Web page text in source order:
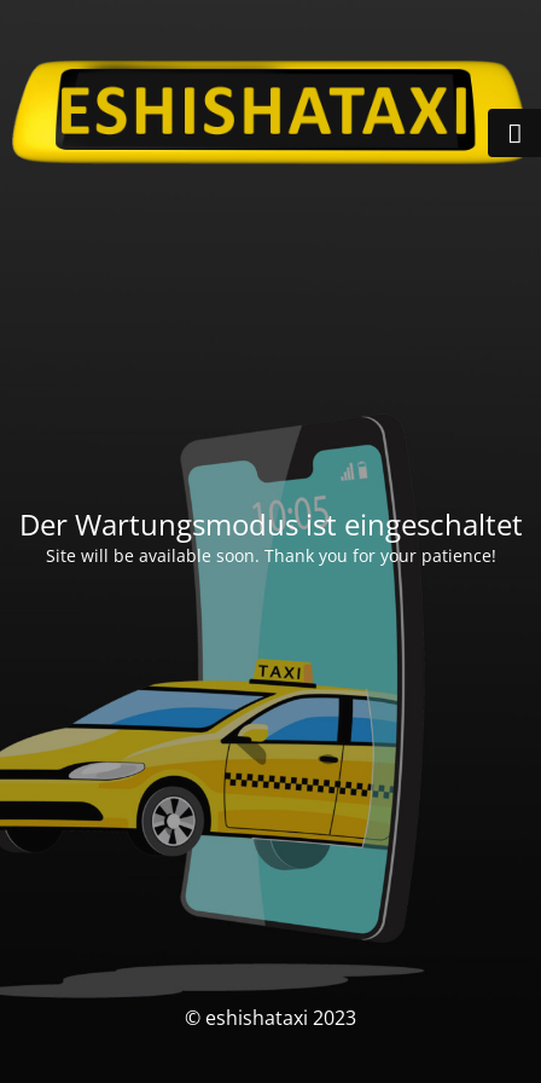
Der Wartungsmodus ist eingeschaltet
Site will be available soon. Thank you for your patience!
© eshishataxi 2023